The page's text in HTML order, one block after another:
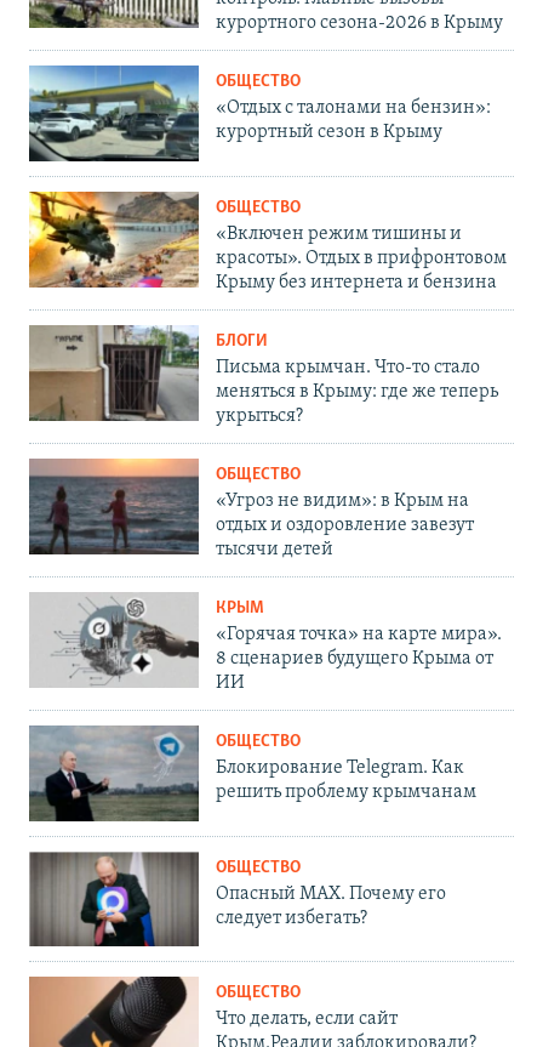
курортного сезона-2026 в Крыму
ОБЩЕСТВО
«Отдых с талонами на бензин»:
курортный сезон в Крыму
ОБЩЕСТВО
«Включен режим тишины и
красоты». Отдых в прифронтовом
Крыму без интернета и бензина
БЛОГИ
Письма крымчан. Что-то стало
меняться в Крыму: где же теперь
укрыться?
ОБЩЕСТВО
«Угроз не видим»: в Крым на
отдых и оздоровление завезут
тысячи детей
КРЫМ
«Горячая точка» на карте мира».
8 сценариев будущего Крыма от
ИИ
ОБЩЕСТВО
Блокирование Telegram. Как
решить проблему крымчанам
ОБЩЕСТВО
Опасный MAX. Почему его
следует избегать?
ОБЩЕСТВО
Что делать, если сайт